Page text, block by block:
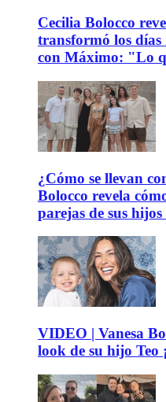
Cecilia Bolocco
transformó los días
con Máximo: "Lo
¿Cómo se llevan
Bolocco revela
parejas de sus
VIDEO | Vanesa
look de su hijo Teo